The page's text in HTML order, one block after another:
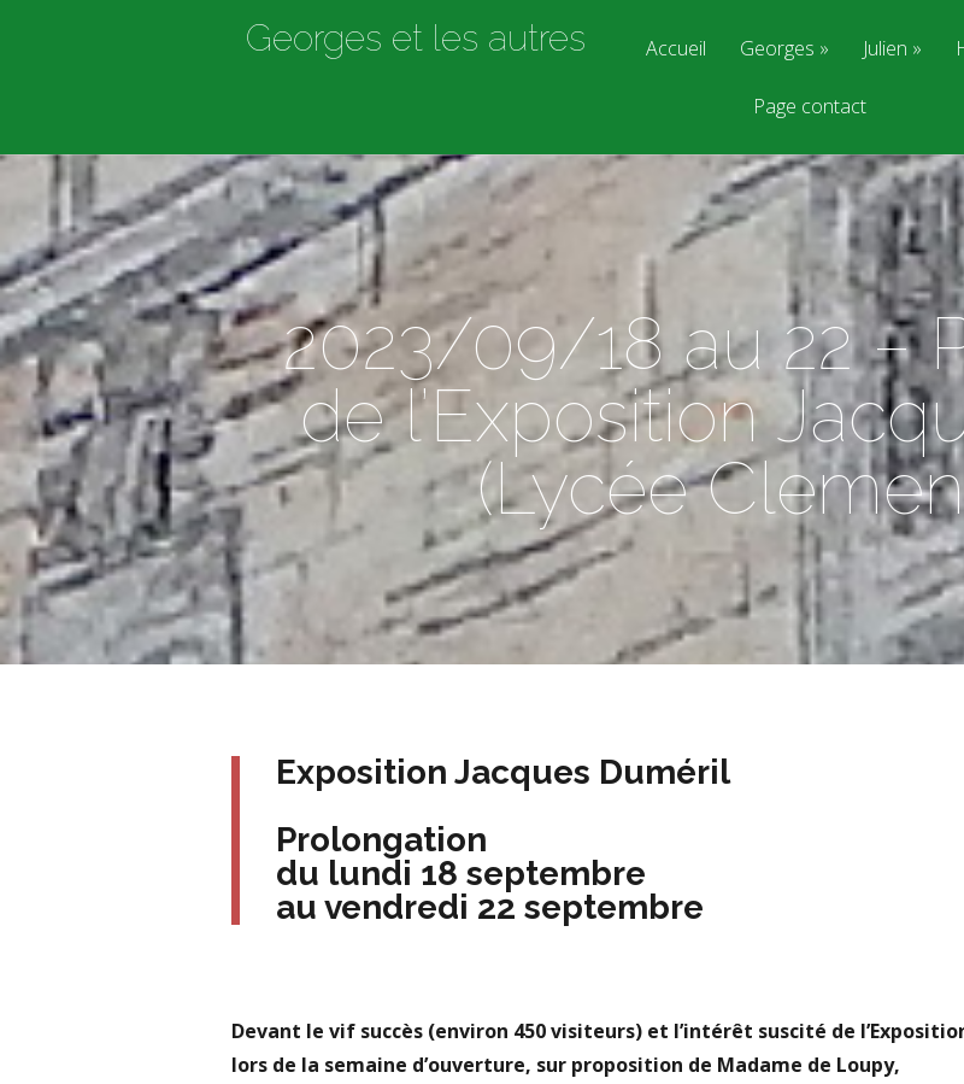
Georges et les autres Accueil Georges Julien
Page contact
2023/09/18 au 22 –
de l’Exposition
(Lycée
Exposition Jacques Duméril
Prolongation
du lundi 18 septembre
au vendredi 22 septembre
Devant le vif succès (environ 450 visiteurs) et l’intérêt suscité de
lors de la semaine d’ouverture, sur proposition de Madame de Loupy,